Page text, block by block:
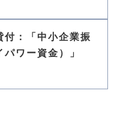
付：「中小企業振
ワー資金）」